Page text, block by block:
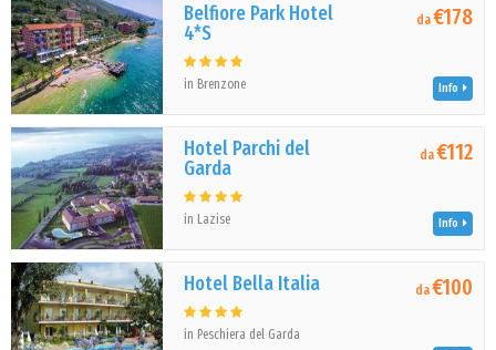
Belfiore Park Hotel
4*S
in Brenzone
da€178
Info
Hotel Parchi del
Garda
in Lazise
da€112
Info
Hotel Bella Italia
in Peschiera del Garda
da€100